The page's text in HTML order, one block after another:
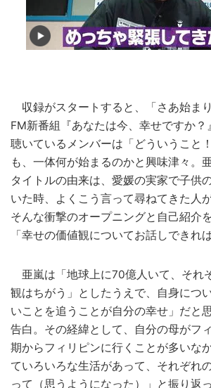
収録がスタートすると、「さあ始ま
FM新番組『あなたは今、幸せですか？
聴いているメンバーは「どういうこと
も、一体何が始まるのかと興味津々。
タイトルの由来は、愛媛の実家で子供
いた時、よくこう言って尋ねてきた人
そんな衝撃のオープニングと自己紹介
「幸せの価値観についてお話しできれ
亜嵐は「地球上に70億人いて、それ
観はちがう」としたうえで、自身につ
いことを追うことが自分の幸せ」だと
告白。その経緯として、自分の母がフ
期からフィリピンに行くことが多いな
ていろいろな生活があって、それぞれ
って（思うようになった）」と振り返っ